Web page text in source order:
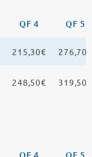
QF 4 QF 5
215,30€ 276,70€
248,50€ 319,50€